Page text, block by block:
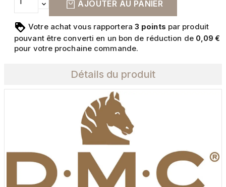
AJOUTER AU PANIER
Votre achat vous rapportera 3 points par produit
pouvant être converti en un bon de réduction de 0,09 €
pour votre prochaine commande.
Détails du produit